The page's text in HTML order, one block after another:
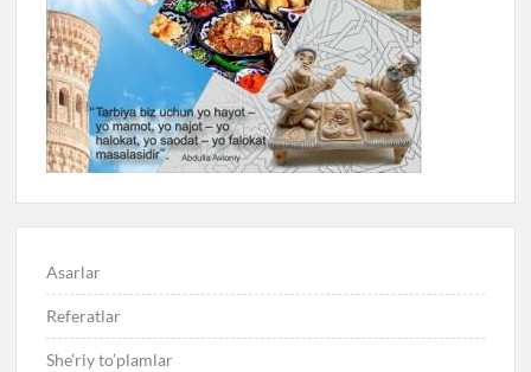
Asarlar
Referatlar
She’riy to’plamlar